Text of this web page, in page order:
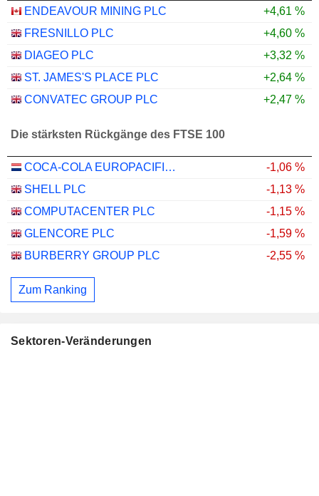
ENDEAVOUR MINING PLC
+4,61 %
FRESNILLO PLC
+4,60 %
DIAGEO PLC
+3,32 %
ST. JAMES'S PLACE PLC
+2,64 %
CONVATEC GROUP PLC
+2,47 %
Die stärksten Rückgänge des FTSE 100
COCA-COLA EUROPACIFIC PARTNERS PLC
-1,06 %
SHELL PLC
-1,13 %
COMPUTACENTER PLC
-1,15 %
GLENCORE PLC
-1,59 %
BURBERRY GROUP PLC
-2,55 %
Zum Ranking
Sektoren-Veränderungen